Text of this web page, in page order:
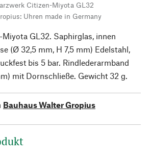
Citizen-Miyota GL32
Uhren made in Germany
GL32. Saphirglas, innen
(Ø 32,5 mm, H 7,5 mm) Edelstahl,
bis 5 bar. Rindlederarmband
mit Dornschließe. Gewicht 32 g.
Bauhaus Walter Gropius